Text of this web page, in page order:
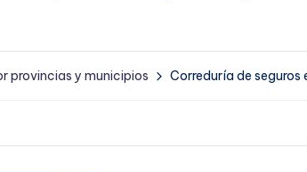
provincias y municipios Correduría de seguros